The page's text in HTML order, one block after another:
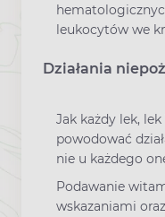
leukocytów we
Działania
Jak każdy lek,
powodować
nie u każdego
Podawanie
wskazaniami